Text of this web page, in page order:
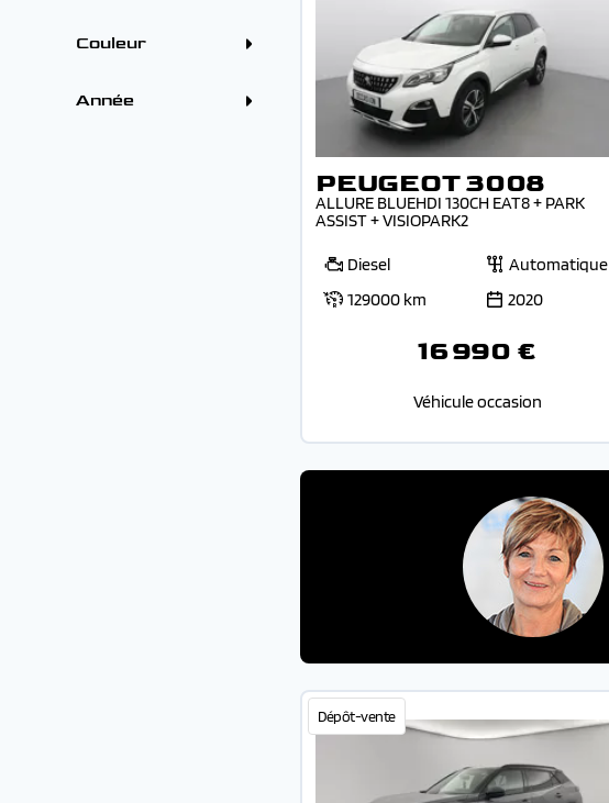
VOLVO (1)
Automatique (23)
Couleur
Gris (9)
Blanc (6)
Année
PEUGEOT 3008
ALLURE BLUEHDI 130CH EAT8 + PARK
ASSIST + VISIOPARK2
Diesel
Automatique
129000 km
2020
16 990 €
Véhicule occasion
Dépôt-vente